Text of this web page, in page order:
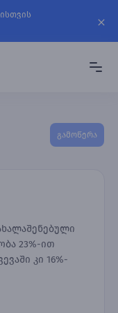
გამოწერა
23%-ით
კი 16%-